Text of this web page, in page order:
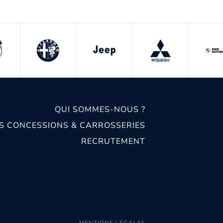
QUI SOMMES-NOUS ?
CONCESSIONS & CARROSSERIES
RECRUTEMENT